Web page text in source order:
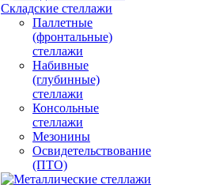
Складские стеллажи
Паллетные
(фронтальные)
стеллажи
Набивные
(глубинные)
стеллажи
Консольные
стеллажи
Мезонины
Освидетельствование
(ПТО)